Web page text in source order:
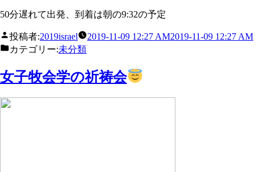
50分遅れて出発、到着は朝の9:32の予定
投稿者:2019israel 2019-11-09 12:27 AM2019-11-09 12:27 AM
カテゴリー:未分類
女子牧会学の祈祷会